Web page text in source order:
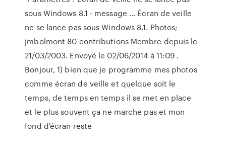
sous Windows 8.1 - message ... Écran de veille
ne se lance pas sous Windows 8.1. Photos;
jmbolmont 80 contributions Membre depuis le
21/03/2003. Envoyé le 02/06/2014 à 11:09 .
Bonjour, 1) bien que je programme mes photos
comme écran de veille et quelque soit le
temps, de temps en temps il se met en place
et le plus souvent ça ne marche pas et mon
fond d'écran reste